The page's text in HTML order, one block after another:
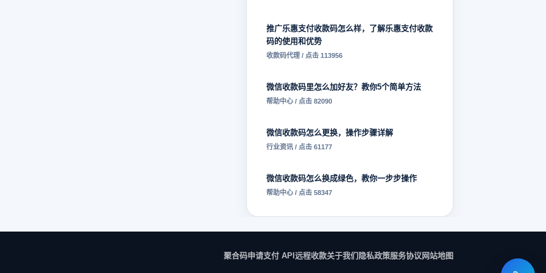
推广乐惠支付收款码怎么样，了解乐惠支付收款
码的使用和优势
收款码代理 / 点击 113956
微信收款码里怎么加好友？教你5个简单方法
帮助中心 / 点击 82090
微信收款码怎么更换，操作步骤详解
行业资讯 / 点击 61177
微信收款码怎么换成绿色，教你一步步操作
帮助中心 / 点击 58347
聚合码申请支付 API远程收款关于我们隐私政策服务协议网站地图